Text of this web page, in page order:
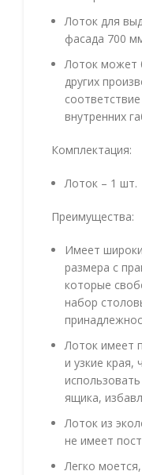
Лоток для
фасада 700
Лоток может
других
внутренних
Комплектация:
Лоток – 1 шт.
Преимущества:
Имеет
размера с
которые
набор
Лоток имеет
и узкие края,
ящика,
Лоток из
не имеет
Легко